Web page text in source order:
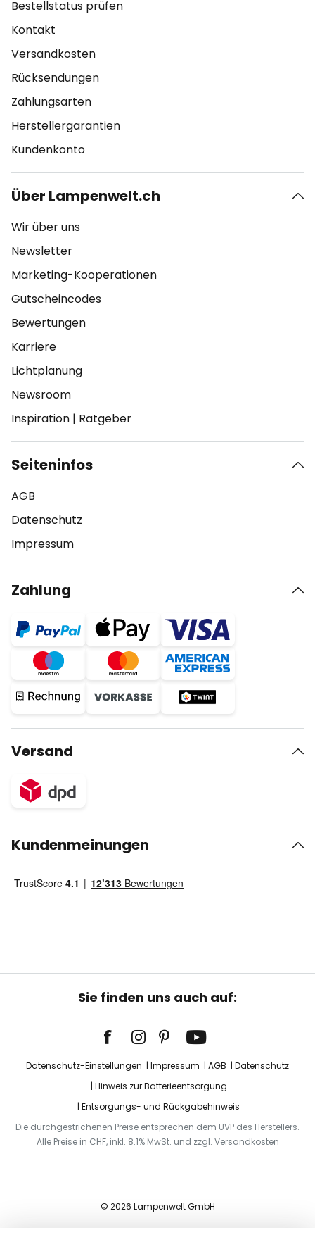
Bestellstatus prüfen
Kontakt
Versandkosten
Rücksendungen
Zahlungsarten
Herstellergarantien
Kundenkonto
Über Lampenwelt.ch
Wir über uns
Newsletter
Marketing-Kooperationen
Gutscheincodes
Bewertungen
Karriere
Lichtplanung
Newsroom
Inspiration | Ratgeber
Seiteninfos
AGB
Datenschutz
Impressum
Zahlung
Versand
Kundenmeinungen
Sie finden uns auch auf:
Datenschutz-Einstellungen Impressum AGB
Datenschutz
Hinweis zur Batterieentsorgung
Entsorgungs- und Rückgabehinweis
Die durchgestrichenen Preise entsprechen dem UVP des Herstellers.
Alle Preise in CHF, inkl. 8.1% MwSt. und zzgl. Versandkosten
© 2026 Lampenwelt GmbH